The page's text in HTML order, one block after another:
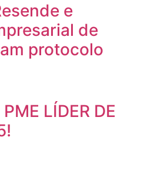
e
de
protocolo
LÍDER DE